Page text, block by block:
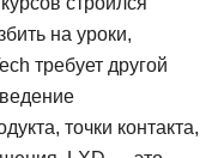
на уроки,
требует другой
точки контакта,